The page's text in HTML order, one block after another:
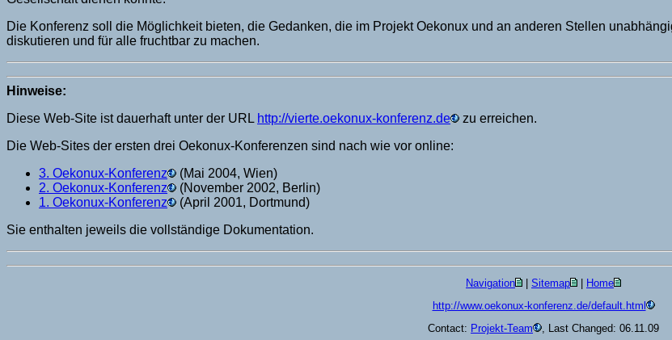
Die Konferenz soll die Möglichkeit bieten, die Gedanken, die im Projekt Oekonux und an anderen Stellen
diskutieren und für alle fruchtbar zu machen.
Hinweise:
Diese Web-Site ist dauerhaft unter der URL http://vierte.oekonux-konferenz.de
zu erreichen.
Die Web-Sites der ersten drei Oekonux-Konferenzen sind nach wie vor online:
3. Oekonux-Konferenz
(Mai 2004, Wien)
2. Oekonux-Konferenz
(November 2002, Berlin)
1. Oekonux-Konferenz
(April 2001, Dortmund)
Sie enthalten jeweils die vollständige Dokumentation.
Navigation Sitemap
Home
http://www.oekonux-konferenz.de/default.html
Contact: Projekt-Team , Last Changed: 06.11.09